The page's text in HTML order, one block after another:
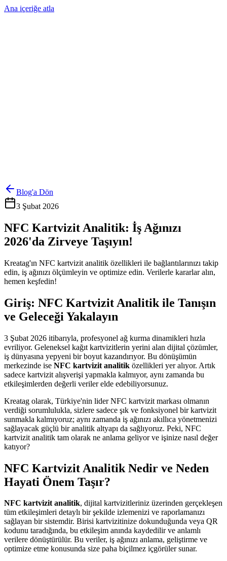
Ana içeriğe atla
Blog'a Dön
3 Şubat 2026
NFC Kartvizit Analitik: İş Ağınızı
2026'da Zirveye Taşıyın!
Kreatag'ın NFC kartvizit analitik özellikleri ile bağlantılarınızı takip
edin, iş ağınızı ölçümleyin ve optimize edin. Verilerle kararlar alın,
hemen keşfedin!
Giriş: NFC Kartvizit Analitik ile Tanışın
ve Geleceği Yakalayın
3 Şubat 2026 itibarıyla, profesyonel ağ kurma dinamikleri hızla
evriliyor. Geleneksel kağıt kartvizitlerin yerini alan dijital çözümler,
iş dünyasına yepyeni bir boyut kazandırıyor. Bu dönüşümün
merkezinde ise NFC kartvizit analitik özellikleri yer alıyor. Artık
sadece kartvizit alışverişi yapmakla kalmıyor, aynı zamanda bu
etkileşimlerden değerli veriler elde edebiliyorsunuz.
Kreatag olarak, Türkiye'nin lider NFC kartvizit markası olmanın
verdiği sorumlulukla, sizlere sadece şık ve fonksiyonel bir kartvizit
sunmakla kalmıyoruz; aynı zamanda iş ağınızı akıllıca yönetmenizi
sağlayacak güçlü bir analitik altyapı da sağlıyoruz. Peki, NFC
kartvizit analitik tam olarak ne anlama geliyor ve işinize nasıl değer
katıyor?
NFC Kartvizit Analitik Nedir ve Neden
Hayati Önem Taşır?
NFC kartvizit analitik, dijital kartvizitleriniz üzerinden gerçekleşen
tüm etkileşimleri detaylı bir şekilde izlemenizi ve raporlamanızı
sağlayan bir sistemdir. Birisi kartvizitinize dokunduğunda veya QR
kodunu taradığında, bu etkileşim anında kaydedilir ve anlamlı
verilere dönüştürülür. Bu veriler, iş ağınızı anlama, geliştirme ve
optimize etme konusunda size paha biçilmez içgörüler sunar.